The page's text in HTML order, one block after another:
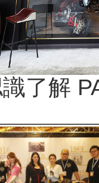
了解